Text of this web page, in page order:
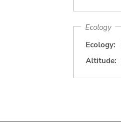
Ecology
Ecology:
Altitude: